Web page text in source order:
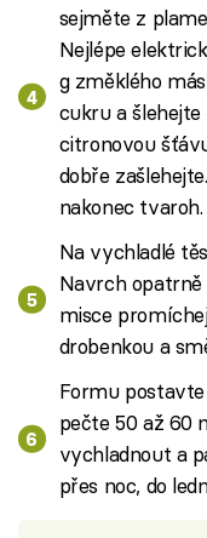
sejměte z
Nejlépe
g změklého
cukru a šlehejte
citronovou
dobře
nakonec tvaroh.
Na vychladlé
Navrch
misce
drobenkou a
Formu
pečte 50 až 60
vychladnout a
přes noc, do